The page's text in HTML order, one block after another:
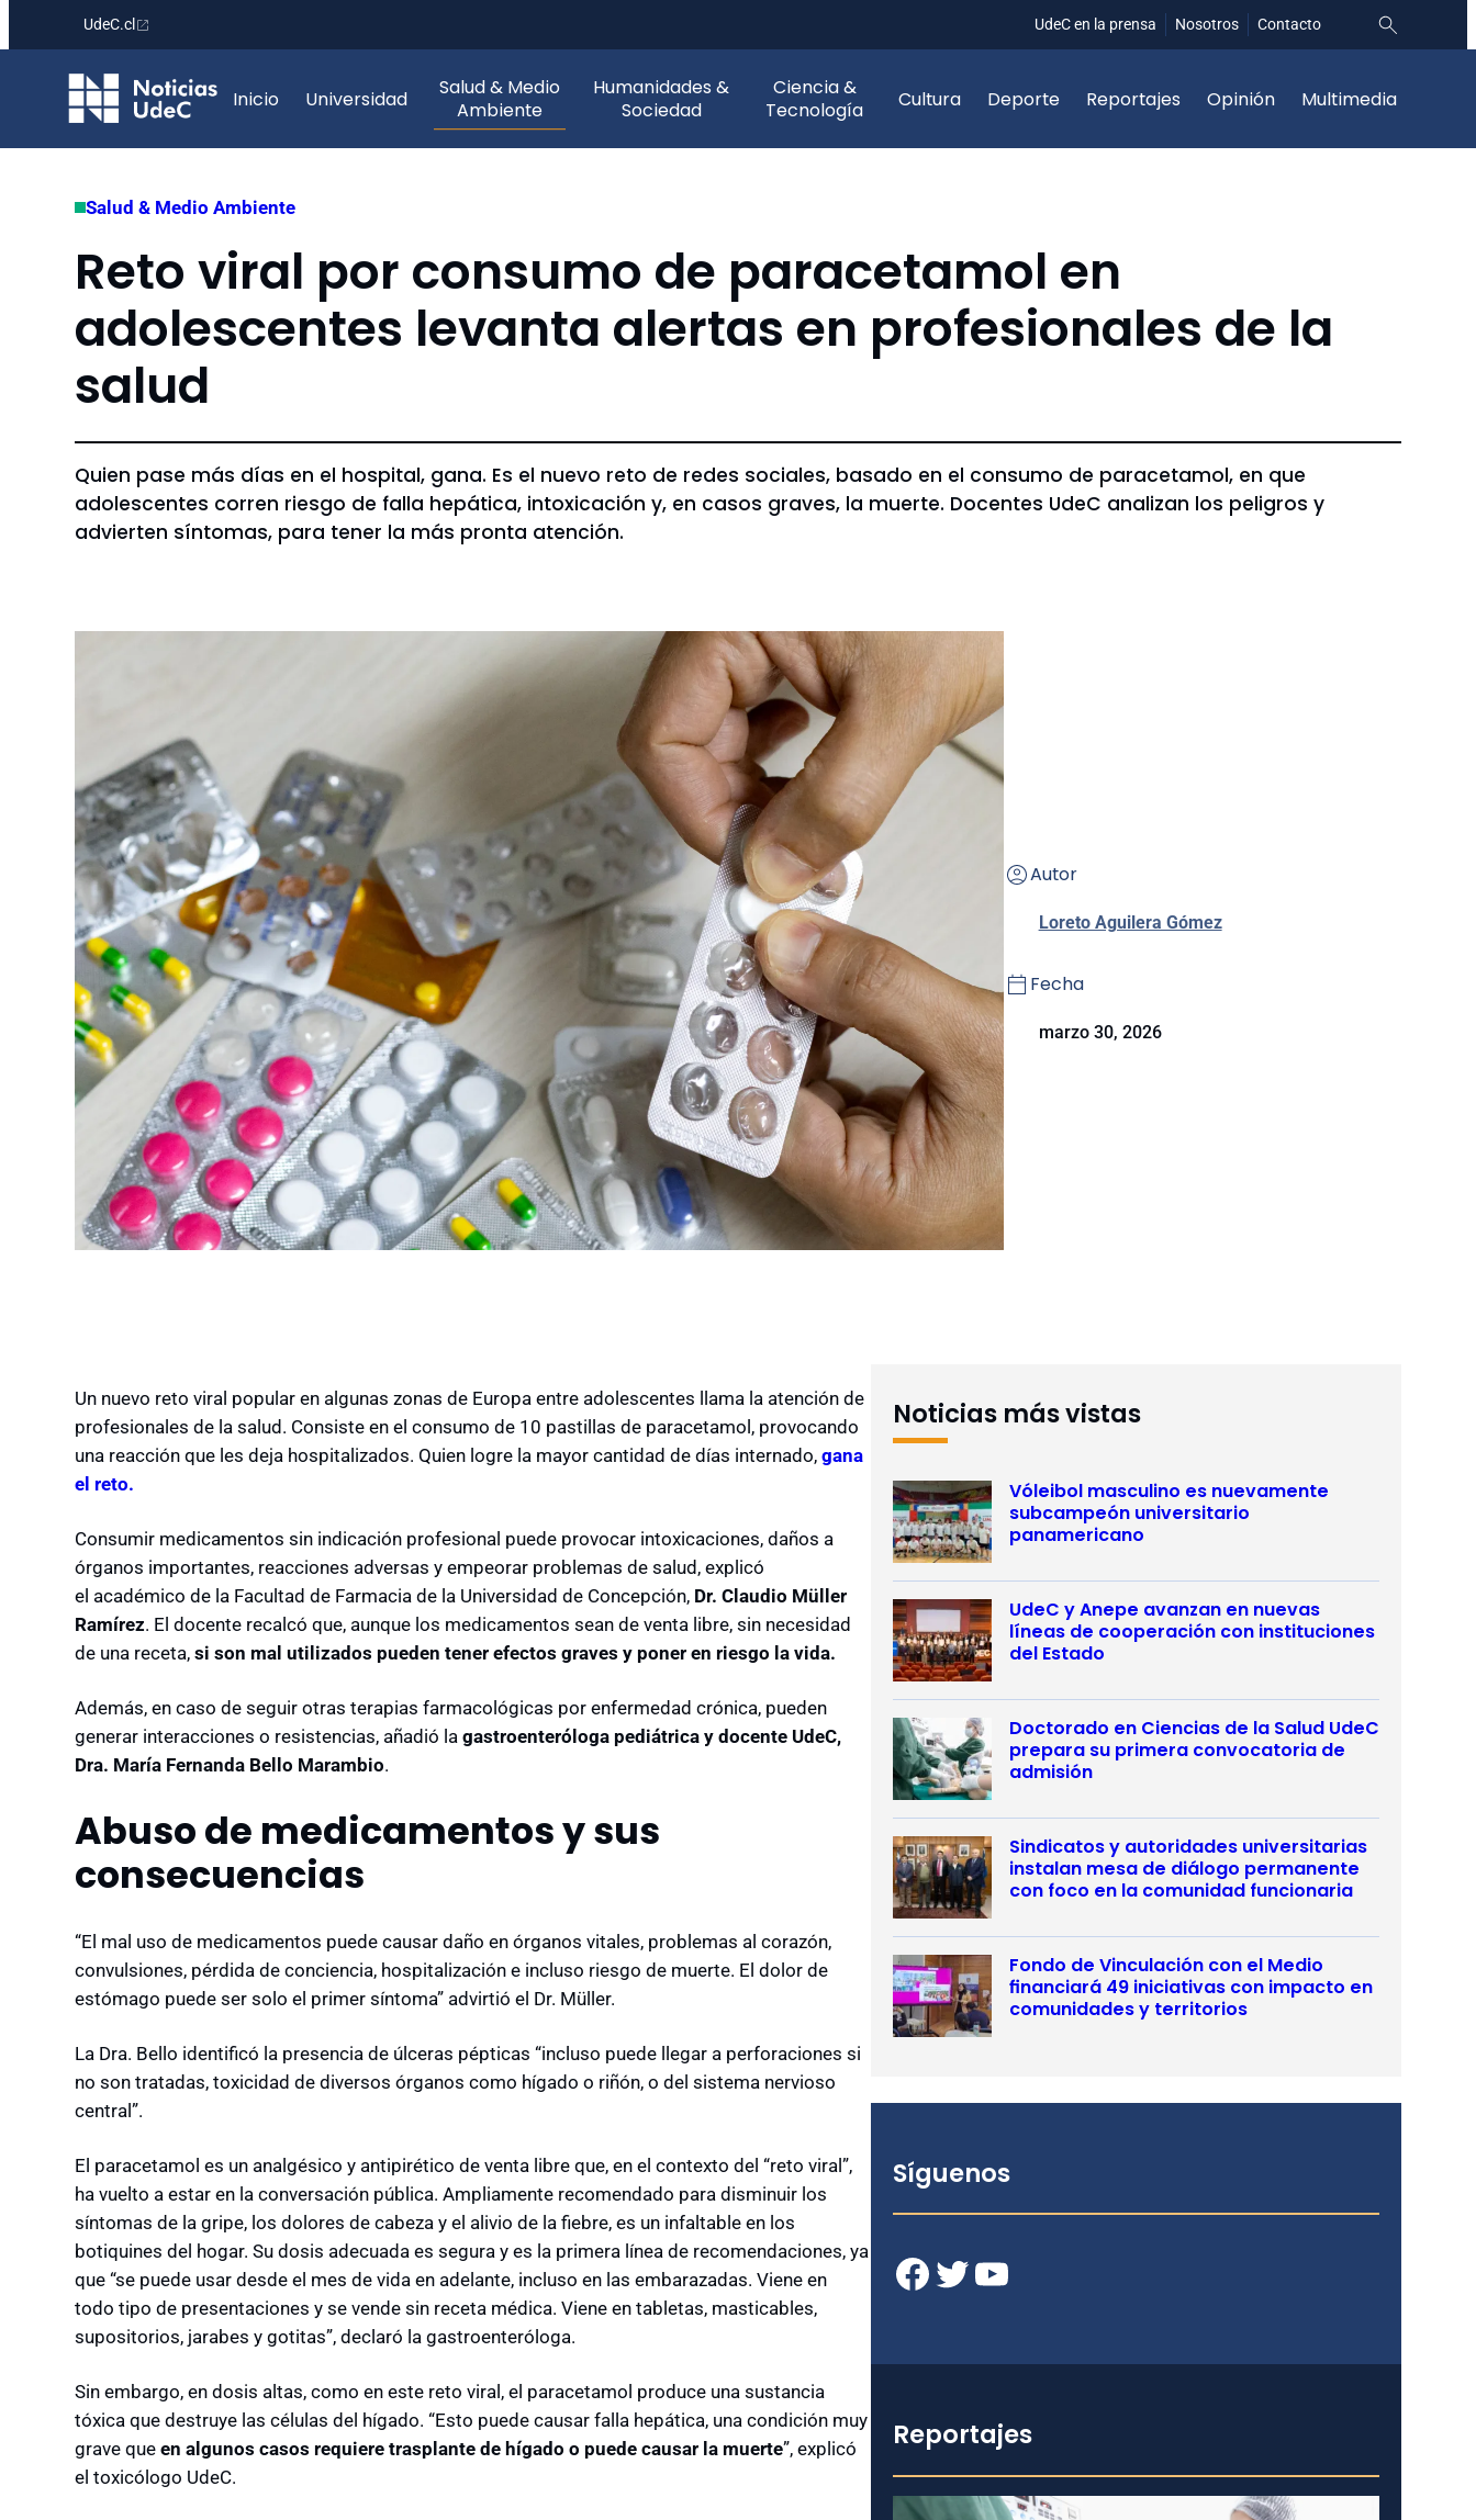
contenido
UdeC.cl UdeC en la prensa Nosotros Contacto
Inicio Universidad
Salud & Medio
Ambiente
Humanidades &
Sociedad
Ciencia &
Tecnología
Cultura Deporte Reportajes Opinión Multimedia
Salud & Medio Ambiente
Reto viral por consumo de paracetamol en
adolescentes levanta alertas en profesionales de la
salud
Quien pase más días en el hospital, gana. Es el nuevo reto de redes sociales, basado en el consumo de paracetamol, en que
adolescentes corren riesgo de falla hepática, intoxicación y, en casos graves, la muerte. Docentes UdeC analizan los peligros y
advierten síntomas, para tener la más pronta atención.
Autor
Loreto Aguilera Gómez
Fecha
marzo 30, 2026
Un nuevo reto viral popular en algunas zonas de Europa entre adolescentes llama la atención de
profesionales de la salud. Consiste en el consumo de 10 pastillas de paracetamol, provocando
una reacción que les deja hospitalizados. Quien logre la mayor cantidad de días internado, gana
el reto.
Consumir medicamentos sin indicación profesional puede provocar intoxicaciones, daños a
órganos importantes, reacciones adversas y empeorar problemas de salud, explicó
el académico de la Facultad de Farmacia de la Universidad de Concepción, Dr. Claudio Müller
Ramírez. El docente recalcó que, aunque los medicamentos sean de venta libre, sin necesidad
de una receta, si son mal utilizados pueden tener efectos graves y poner en riesgo la vida.
Además, en caso de seguir otras terapias farmacológicas por enfermedad crónica, pueden
generar interacciones o resistencias, añadió la gastroenteróloga pediátrica y docente UdeC,
Dra. María Fernanda Bello Marambio.
Abuso de medicamentos y sus
consecuencias
“El mal uso de medicamentos puede causar daño en órganos vitales, problemas al corazón,
convulsiones, pérdida de conciencia, hospitalización e incluso riesgo de muerte. El dolor de
estómago puede ser solo el primer síntoma” advirtió el Dr. Müller.
La Dra. Bello identificó la presencia de úlceras pépticas “incluso puede llegar a perforaciones si
no son tratadas, toxicidad de diversos órganos como hígado o riñón, o del sistema nervioso
central”.
El paracetamol es un analgésico y antipirético de venta libre que, en el contexto del “reto viral”,
ha vuelto a estar en la conversación pública. Ampliamente recomendado para disminuir los
síntomas de la gripe, los dolores de cabeza y el alivio de la fiebre, es un infaltable en los
botiquines del hogar. Su dosis adecuada es segura y es la primera línea de recomendaciones, ya
que “se puede usar desde el mes de vida en adelante, incluso en las embarazadas. Viene en
todo tipo de presentaciones y se vende sin receta médica. Viene en tabletas, masticables,
supositorios, jarabes y gotitas”, declaró la gastroenteróloga.
Sin embargo, en dosis altas, como en este reto viral, el paracetamol produce una sustancia
tóxica que destruye las células del hígado. “Esto puede causar falla hepática, una condición muy
grave que en algunos casos requiere trasplante de hígado o puede causar la muerte”, explicó
el toxicólogo UdeC.
Noticias más vistas
Vóleibol masculino es nuevamente
subcampeón universitario
panamericano
UdeC y Anepe avanzan en nuevas
líneas de cooperación con instituciones
del Estado
Doctorado en Ciencias de la Salud UdeC
prepara su primera convocatoria de
admisión
Sindicatos y autoridades universitarias
instalan mesa de diálogo permanente
con foco en la comunidad funcionaria
Fondo de Vinculación con el Medio
financiará 49 iniciativas con impacto en
comunidades y territorios
Síguenos
Facebook Twitter YouTube
Reportajes